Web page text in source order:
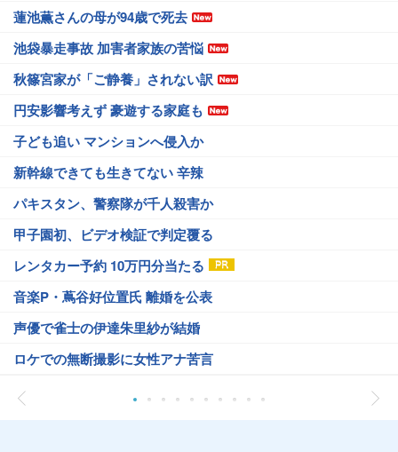
蓮池薫さんの母が94歳で死去
池袋暴走事故 加害者家族の苦悩
秋篠宮家が「ご静養」されない訳
円安影響考えず 豪遊する家庭も
子ども追い マンションへ侵入か
新幹線できても生きてない 辛辣
パキスタン、警察隊が千人殺害か
甲子園初、ビデオ検証で判定覆る
レンタカー予約 10万円分当たる
音楽P・蔦谷好位置氏 離婚を公表
声優で雀士の伊達朱里紗が結婚
ロケでの無断撮影に女性アナ苦言